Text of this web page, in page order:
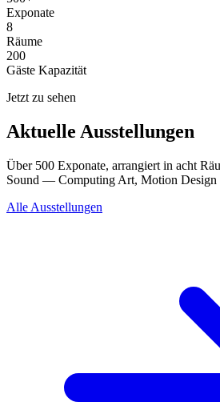
Exponate
8
Räume
200
Gäste Kapazität
Jetzt zu sehen
Aktuelle Ausstellungen
Über 500 Exponate, arrangiert in acht
Sound — Computing Art, Motion Design
Alle Ausstellungen